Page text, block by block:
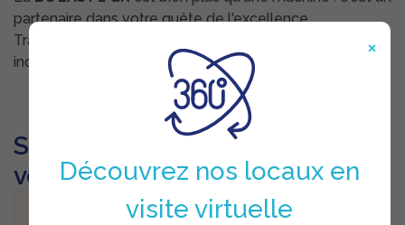
×
Découvrez nos locaux en
visite virtuelle
partenaire dans votre quête de l'excellence.
Transformez chaque service en une expérience
inoubliable pour vos clients grâce à cet outil innovant.
Ses produits pourraient aussi
vous plaire